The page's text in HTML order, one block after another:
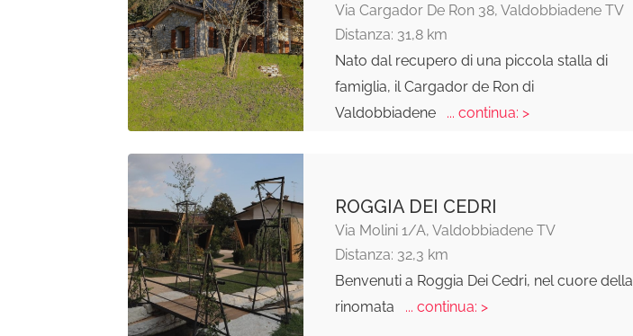
Via Cargador De Ron 38, Valdobbiadene TV
Distanza: 31,8 km
Nato dal recupero di una piccola stalla di
famiglia, il Cargador de Ron di
Valdobbiadene
... continua: >
ROGGIA DEI CEDRI
Via Molini 1/A, Valdobbiadene TV
Distanza: 32,3 km
Benvenuti a Roggia Dei Cedri, nel cuore della
rinomata
... continua: >